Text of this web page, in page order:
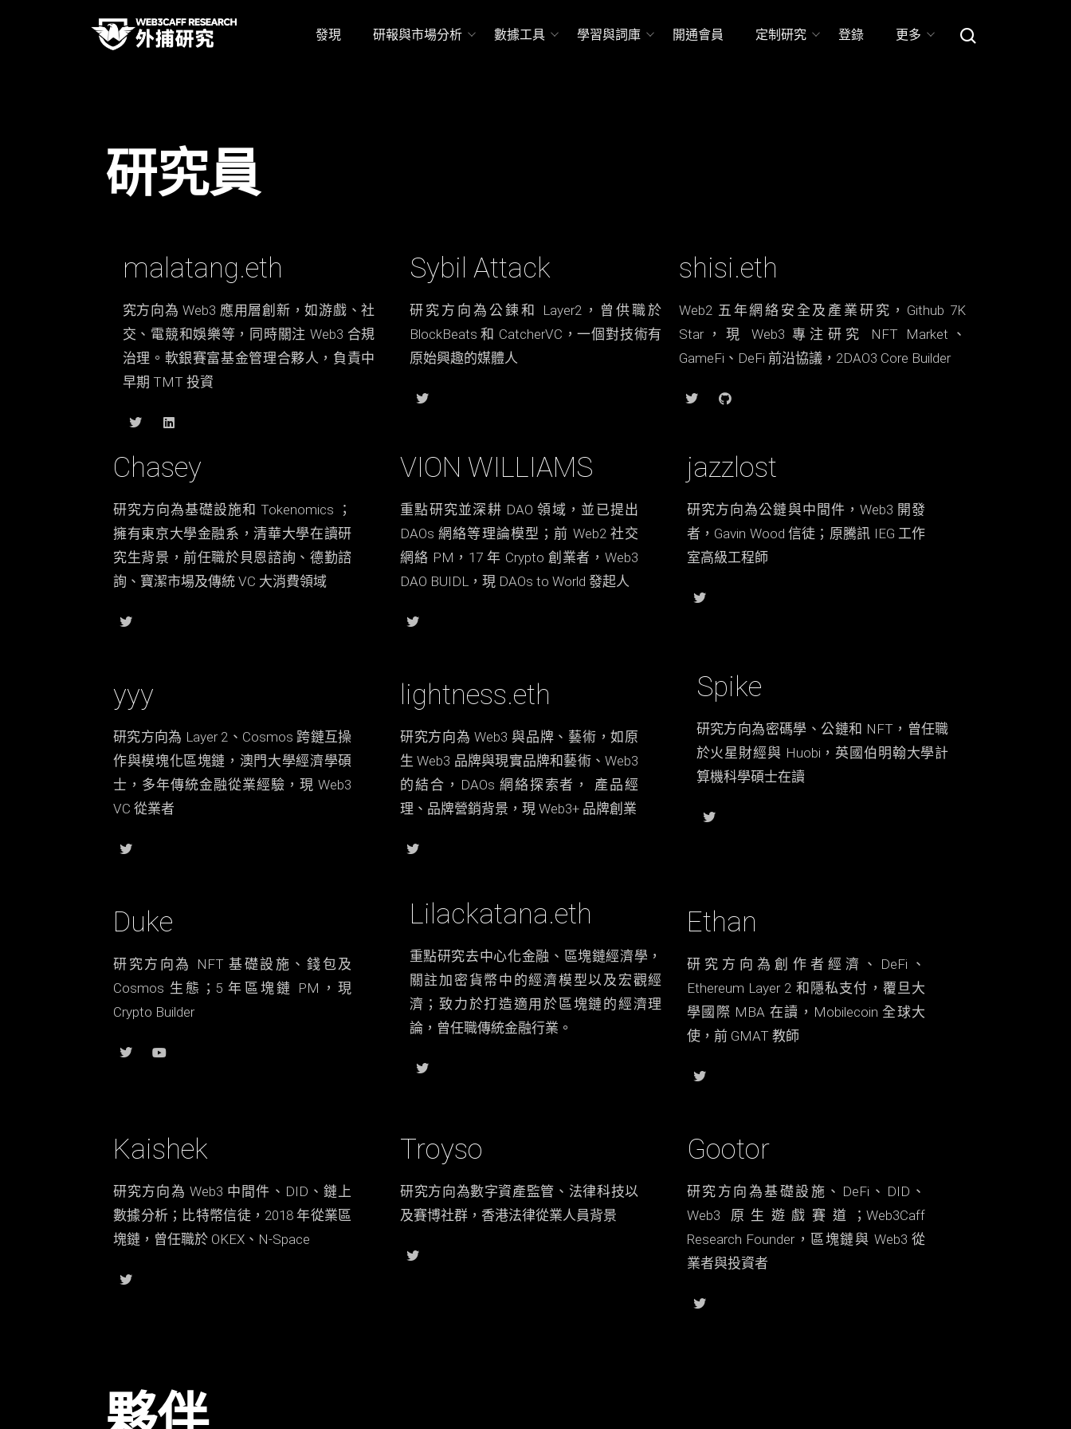
發現 研報與市場分析 數據工具 學習與詞庫 開通會員 定制研究 登錄 更多
研究員
malatang.eth
究方向為 Web3 應用層創新，如游戲、社
交、電競和娛樂等，同時關注 Web3 合規
治理。 軟銀賽富基金管理合夥人，負責中
早期 TMT 投資
Sybil Attack
研究方向為公鍊和 Layer2，曾供職於
BlockBeats 和 CatcherVC，一個對技術有
原始興趣的媒體人
shisi.eth​
Web2 五年網絡安全及產業研究，Github 7K
Star，現 Web3 專注研究 NFT Market、
GameFi、DeFi 前沿協議，2DAO3 Core Builder
Chasey
研究方向為基礎設施和 Tokenomics ；
擁有東京大學金融系，清華大學在讀研
究生背景，前任職於貝恩諮詢、德勤諮
詢、寶潔市場及傳統 VC 大消費領域
VION WILLIAMS
重點研究並深耕 DAO 領域，並已提出
DAOs 網絡等理論模型；前 Web2 社交
網絡 PM，17 年 Crypto 創業者，Web3
DAO BUIDL，現 DAOs to World 發起人
jazzlost​
研究方向為公鏈與中間件，Web3 開發
者，Gavin Wood 信徒；原騰訊 IEG 工作
室高級工程師
yyy
研究方向為 Layer 2、Cosmos 跨鏈互操
作與模塊化區塊鏈，澳門大學經濟學碩
士，多年傳統金融從業經驗，現 Web3
VC 從業者
lightness.eth
研究方向為 Web3 與品牌、藝術，如原
生 Web3 品牌與現實品牌和藝術、Web3
的結合，DAOs 網絡探索者， 產品經
理、品牌營銷背景，現 Web3+ 品牌創業
Spike
研究方向為密碼學、公鏈和 NFT，曾任職
於火星財經與 Huobi，英國伯明翰大學計
算機科學碩士在讀
Duke
研究方向為 NFT 基礎設施、錢包及
Cosmos 生態；5 年區塊鏈 PM，現
Crypto Builder
Lilackatana.eth
重點研究去中心化金融、區塊鏈經濟學，
關註加密貨幣中的經濟模型以及宏觀經
濟；致力於打造適用於區塊鏈的經濟理
論，曾任職傳統金融行業。
Ethan
研究方向為創作者經濟、DeFi、
Ethereum Layer 2 和隱私支付，覆旦大
學國際 MBA 在讀，Mobilecoin 全球大
使，前 GMAT 教師
Kaishek
研究方向為 Web3 中間件、DID、鏈上
數據分析；比特幣信徒，2018 年從業區
塊鏈，曾任職於 OKEX、N-Space
Troyso
研究方向為數字資產監管、法律科技以
及賽博社群，香港法律從業人員背景
Gootor
研究方向為基礎設施、DeFi、DID、
Web3 原生遊戲賽道；Web3Caff
Research Founder，區塊鏈與 Web3 從
業者與投資者